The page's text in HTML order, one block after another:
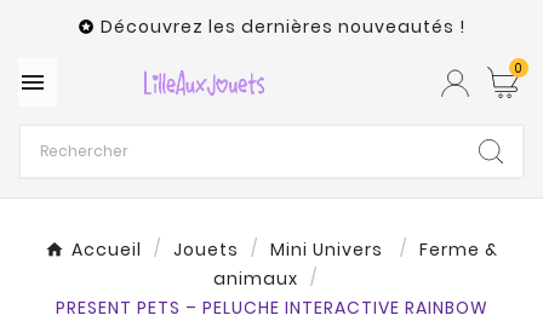
 Découvrez les dernières nouveautés !
 0
Accueil Jouets Mini Univers
Ferme &
animaux
PRESENT PETS – PELUCHE INTERACTIVE RAINBOW